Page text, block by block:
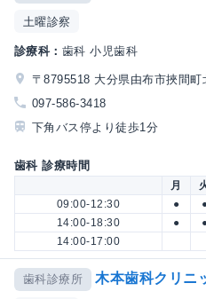
土曜診察
診療科： 歯科 小児歯科
〒8795518 大分県由布市挾間町
097-586-3418
下角バス停より徒歩1分
歯科 診療時間
月
09:00-12:30
●
14:00-18:30
●
14:00-17:00
歯科診療所 木本歯科クリニ